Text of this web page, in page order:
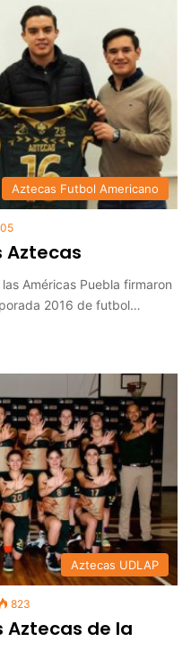
Aztecas Futbol Americano
Aztecas
Américas Puebla firmaron
2016 de futbol…
Aztecas UDLAP
823
de la